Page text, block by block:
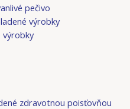
pečivo
výrobky
výrobky
zdravotnou poisťovňou